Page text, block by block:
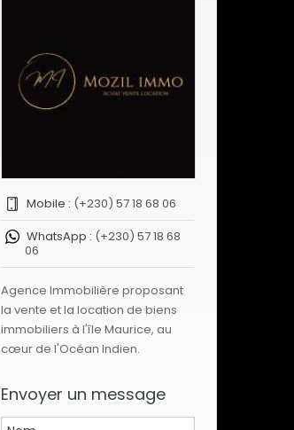
Mobile : (+230) 57 18 68 06
WhatsApp : (+230) 57 18 68
06
Agence Immobilière proposant
la vente et la location de biens
immobiliers à l'île Maurice, au
cœur de l'Océan Indien.
Envoyer un message